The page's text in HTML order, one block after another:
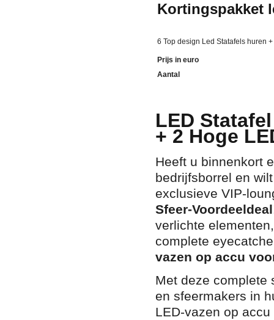
Kortingspakket
6 Top design Led Statafels huren
Prijs in euro
Aantal
LED
+ 2 Hoge
Heeft u binnenkort
bedrijfsborrel en
exclusieve VIP-
Sfeer-Voordeeldeal
verlichte
complete
vazen op accu
Met deze complete
en sfeermakers in
LED-vazen op